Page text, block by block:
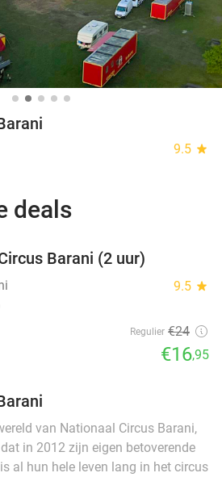
9.5 star
deals
Barani (2 uur)
9.5 star
Regulier €24
€16,95
van Nationaal Circus Barani,
in 2012 zijn eigen betoverende
al hun hele leven lang in het circus